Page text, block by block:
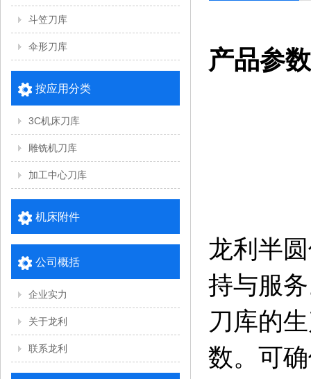
斗笠刀库
伞形刀库
按应用分类
3C机床刀库
雕铣机刀库
加工中心刀库
机床附件
公司概括
企业实力
关于龙利
联系龙利
产品参
龙利半
持与服
刀库的
数。可